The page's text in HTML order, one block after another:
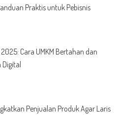
Praktis untuk Pebisnis
Cara UMKM Bertahan dan
Digital
Penjualan Produk Agar Laris